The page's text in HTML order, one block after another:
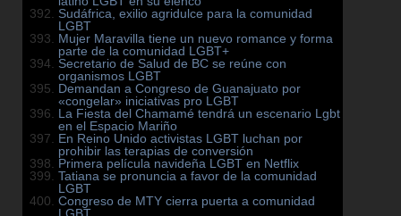
Sudáfrica, exilio agridulce para la comunidad
LGBT
Mujer Maravilla tiene un nuevo romance y forma
parte de la comunidad LGBT+
Secretario de Salud de BC se reúne con
organismos LGBT
Demandan a Congreso de Guanajuato por
«congelar» iniciativas pro LGBT
La Fiesta del Chamamé tendrá un escenario Lgbt
en el Espacio Mariño
En Reino Unido activistas LGBT luchan por
prohibir las terapias de conversión
Primera película navideña LGBT en Netflix
Tatiana se pronuncia a favor de la comunidad
LGBT
Congreso de MTY cierra puerta a comunidad